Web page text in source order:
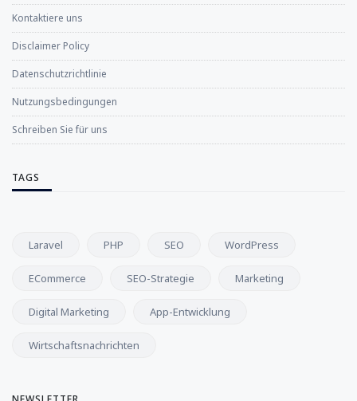
Kontaktiere uns
Disclaimer Policy
Datenschutzrichtlinie
Nutzungsbedingungen
Schreiben Sie für uns
TAGS
Laravel PHP SEO WordPress
ECommerce SEO-Strategie Marketing
Digital Marketing App-Entwicklung
Wirtschaftsnachrichten